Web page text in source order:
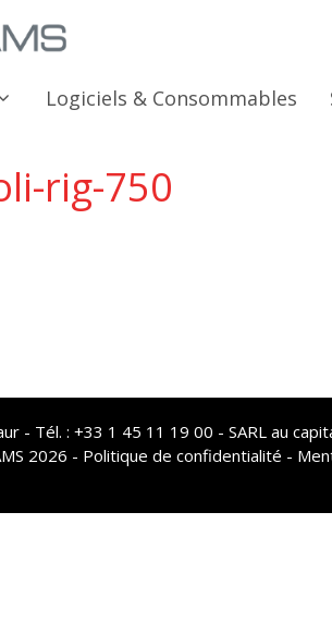
Logiciels & Consommables
rig-750
- Tél. : +33 1 45 11 19 00 - SARL au
2026 - Politique de confidentialité -